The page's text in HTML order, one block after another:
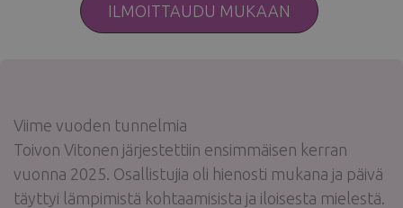
ILMOITTAUDU MUKAAN
Viime vuoden tunnelmia
Toivon Vitonen järjestettiin ensimmäisen kerran
vuonna 2025. Osallistujia oli hienosti mukana ja päivä
täyttyi lämpimistä kohtaamisista ja iloisesta mielestä.